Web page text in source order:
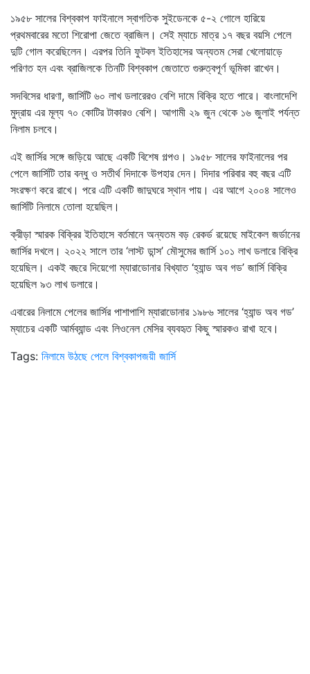
১৯৫৮ সালের বিশ্বকাপ ফাইনালে স্বাগতিক সুইডেনকে ৫-২ গোলে হারিয়ে
প্রথমবারের মতো শিরোপা জেতে ব্রাজিল। সেই ম্যাচে মাত্র ১৭ বছর বয়সি পেলে
দুটি গোল করেছিলেন। এরপর তিনি ফুটবল ইতিহাসের অন্যতম সেরা খেলোয়াড়ে
পরিণত হন এবং ব্রাজিলকে তিনটি বিশ্বকাপ জেতাতে গুরুত্বপূর্ণ ভূমিকা রাখেন।
সদবিসের ধারণা, জার্সিটি ৬০ লাখ ডলারেরও বেশি দামে বিক্রি হতে পারে। বাংলাদেশি
মুদ্রায় এর মূল্য ৭০ কোটির টাকারও বেশি। আগামী ২৯ জুন থেকে ১৬ জুলাই পর্যন্ত
নিলাম চলবে।
এই জার্সির সঙ্গে জড়িয়ে আছে একটি বিশেষ গল্পও। ১৯৫৮ সালের ফাইনালের পর
পেলে জার্সিটি তার বন্ধু ও সতীর্থ দিদাকে উপহার দেন। দিদার পরিবার বহু বছর এটি
সংরক্ষণ করে রাখে। পরে এটি একটি জাদুঘরে স্থান পায়। এর আগে ২০০৪ সালেও
জার্সিটি নিলামে তোলা হয়েছিল।
ক্রীড়া স্মারক বিক্রির ইতিহাসে বর্তমানে অন্যতম বড় রেকর্ড রয়েছে মাইকেল জর্ডানের
জার্সির দখলে। ২০২২ সালে তার ‘লাস্ট ডান্স’ মৌসুমের জার্সি ১০১ লাখ ডলারে বিক্রি
হয়েছিল। একই বছরে দিয়েগো ম্যারাডোনার বিখ্যাত ‘হ্যান্ড অব গড’ জার্সি বিক্রি
হয়েছিল ৯৩ লাখ ডলারে।
এবারের নিলামে পেলের জার্সির পাশাপাশি ম্যারাডোনার ১৯৮৬ সালের ‘হ্যান্ড অব গড’
ম্যাচের একটি আর্মব্যান্ড এবং লিওনেল মেসির ব্যবহৃত কিছু স্মারকও রাখা হবে।
Tags: নিলামে উঠছে পেলে বিশ্বকাপজয়ী জার্সি